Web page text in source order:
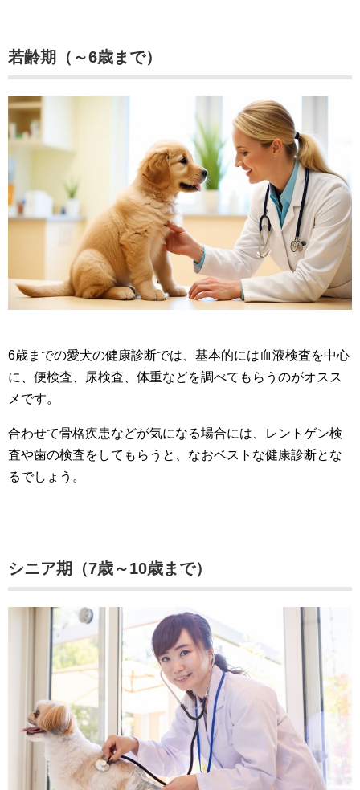
若齢期（～6歳まで）
6歳までの愛犬の健康診断では、基本的には血液検査を中心
に、便検査、尿検査、体重などを調べてもらうのがオスス
メです。
合わせて骨格疾患などが気になる場合には、レントゲン検
査や歯の検査をしてもらうと、なおベストな健康診断とな
るでしょう。
シニア期（7歳～10歳まで）